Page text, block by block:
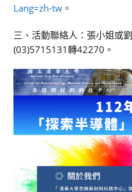
Lang=zh-tw 。
三、活動聯絡人：張小姐或
(03)5715131轉42270。